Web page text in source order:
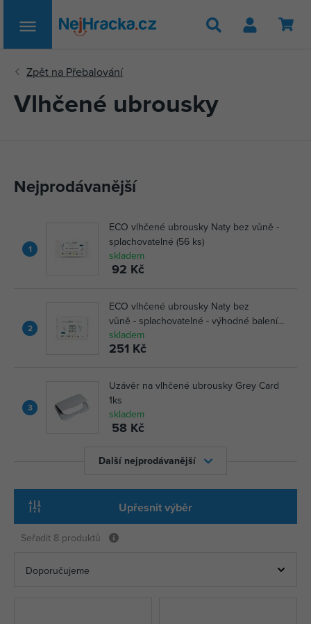
Hledat
Vlhčené ubrousky
Nejprodávanější
1
ECO vlhčené ubrousky Naty bez vůně -
splachovatelné (56 ks)
skladem
92 Kč
2
ECO vlhčené ubrousky Naty bez
vůně - splachovatelné - výhodné balení
(3 x 56 ks)
skladem
251 Kč
3
Uzávěr na vlhčené ubrousky Grey Card
1ks
skladem
58 Kč
Další nejprodávanější
Upřesnit výběr
Seřadit 8 produktů